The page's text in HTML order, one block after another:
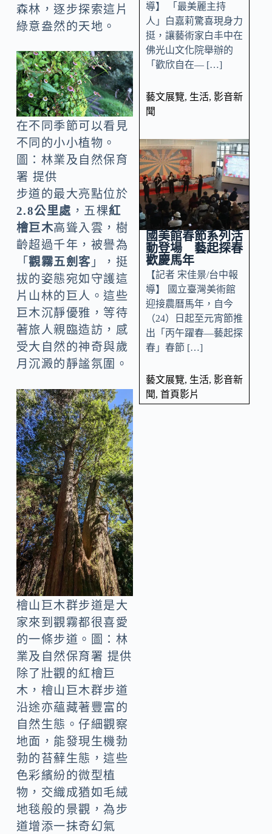
森林，逐步探索這片
綠意盎然的天地。
在不同季節可以看見
不同的小小植物。
圖：林業及自然保育
署 提供
步道的最大亮點位於
2.8公里處 ，五棵紅
檜巨木高聳入雲，樹
齡超過千年，被譽為
「觀霧五劍客 」，挺
拔的姿態宛如守護這
片山林的巨人。這些
巨木沉靜優雅，等待
著旅人親臨造訪，感
受大自然的神奇與歲
月沉澱的靜謐氛圍。
檜山巨木群步道是大
家來到觀霧都很喜愛
的一條步道。圖：林
業及自然保育署 提供
除了壯觀的紅檜巨
木，檜山巨木群步道
沿途亦蘊藏著豐富的
自然生態。仔細觀察
地面，能發現生機勃
勃的苔蘚生態，這些
色彩繽紛的微型植
物，交織成猶如毛絨
地毯般的景觀，為步
道增添一抹奇幻氣
導】 「最美麗主持
人」白嘉莉驚喜現身力
挺，讓藝術家白丰中在
佛光山文化院舉辦的
「歡欣自在— […]
藝文展覽, 生活, 影音新
聞
國美館春節系列活
動登場 藝起探春
歡慶馬年
【記者 宋佳景/台中報
導】 國立臺灣美術館
迎接農曆馬年，自今
（24）日起至元宵節推
出「丙午躍春—藝起探
春」春節 […]
藝文展覽, 生活, 影音新
聞, 首頁影片